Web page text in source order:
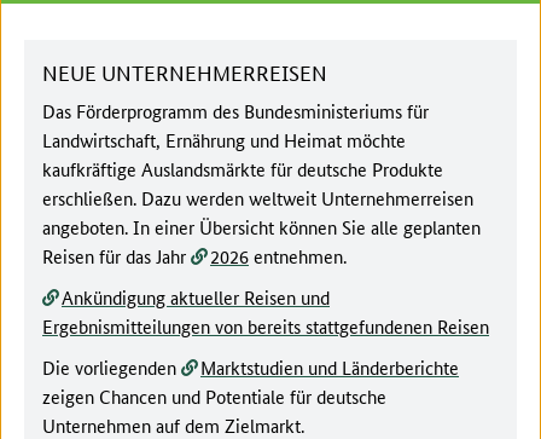
NEUE UNTERNEHMERREISEN
Das Förderprogramm des Bundesministeriums für
Landwirtschaft, Ernährung und Heimat möchte
kaufkräftige Auslandsmärkte für deutsche Produkte
erschließen. Dazu werden weltweit Unternehmerreisen
angeboten. In einer Übersicht können Sie alle geplanten
Reisen für das Jahr
2026entnehmen.
Ankündigung aktueller Reisen und
Ergebnismitteilungen von bereits stattgefundenen Reisen
Die vorliegenden
Marktstudien und Länderberichte
zeigen Chancen und Potentiale für deutsche
Unternehmen auf dem Zielmarkt.